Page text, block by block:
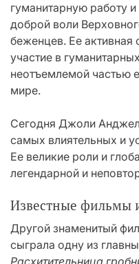
гуманитарную работу
доброй воли
беженцев. Ее активная
участие в
неотъемлемой частью
мире.
Сегодня Джоли
самых влиятельных и
Ее великие роли и
легендарной и
Известные фильмы
Другой знаменитый
сыграла одну из
Расхитительница